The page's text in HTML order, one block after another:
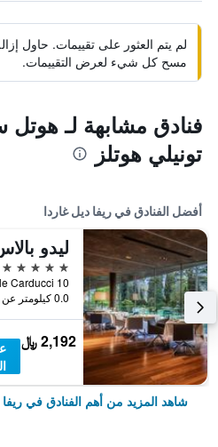
لم يتم العثور على تقييمات. حاول
مسح كل شيء لعرض التقييمات.
فنادق مشابهة لـ
تونيلي هوتلز
أفضل الفنادق في ريفا ديل غاردا
5 نجوم
0.0 كيلومتر عن وسط المدينة
2,192 ﷼
شاهد المزيد من أهم الفنادق في ريفا